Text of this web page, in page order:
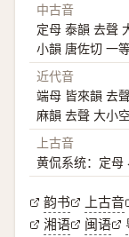
中古音
定母 泰韻 去聲
小韻 唐佐切 一等
近代音
端母 皆來韻 去
麻韻 去聲 大小空
上古音
黄侃系统：定母
韵书 上古音
湘语
闽语